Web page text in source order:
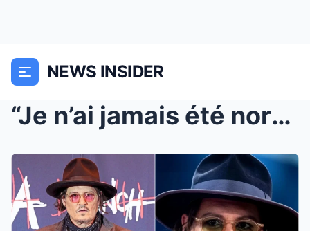
NEWS INSIDER
“Je n’ai jamais été normal” : La...